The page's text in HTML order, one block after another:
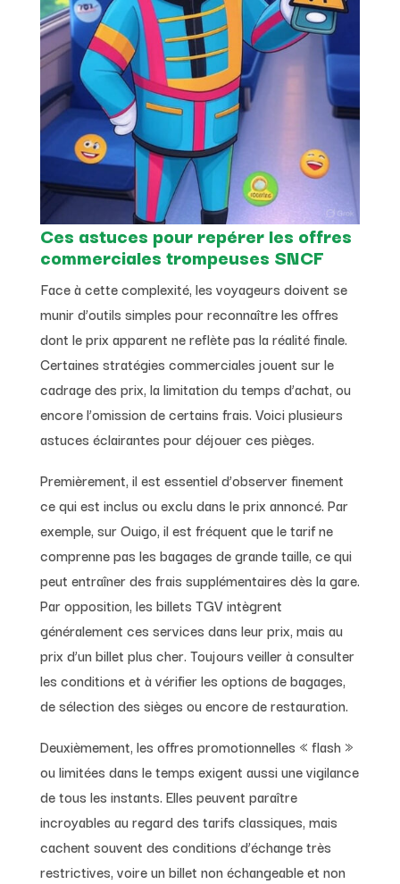
Ces astuces pour repérer les offres
commerciales trompeuses SNCF
Face à cette complexité, les voyageurs doivent se
munir d’outils simples pour reconnaître les offres
dont le prix apparent ne reflète pas la réalité finale.
Certaines stratégies commerciales jouent sur le
cadrage des prix, la limitation du temps d’achat, ou
encore l’omission de certains frais. Voici plusieurs
astuces éclairantes pour déjouer ces pièges.
Premièrement, il est essentiel d’observer finement
ce qui est inclus ou exclu dans le prix annoncé. Par
exemple, sur Ouigo, il est fréquent que le tarif ne
comprenne pas les bagages de grande taille, ce qui
peut entraîner des frais supplémentaires dès la gare.
Par opposition, les billets TGV intègrent
généralement ces services dans leur prix, mais au
prix d’un billet plus cher. Toujours veiller à consulter
les conditions et à vérifier les options de bagages,
de sélection des sièges ou encore de restauration.
Deuxièmement, les offres promotionnelles « flash »
ou limitées dans le temps exigent aussi une vigilance
de tous les instants. Elles peuvent paraître
incroyables au regard des tarifs classiques, mais
cachent souvent des conditions d’échange très
restrictives, voire un billet non échangeable et non